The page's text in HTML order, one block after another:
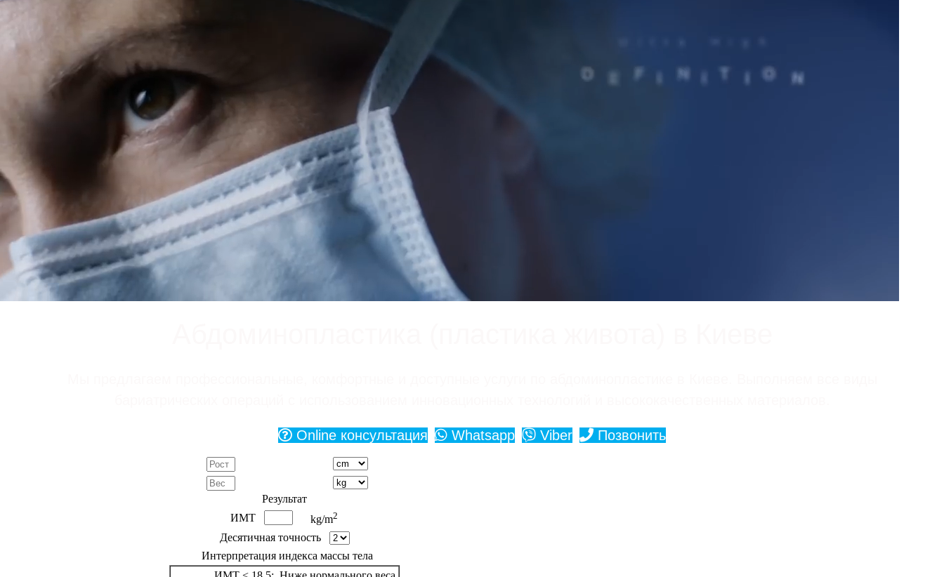
Online консультация Whatsapp Viber Позвонить